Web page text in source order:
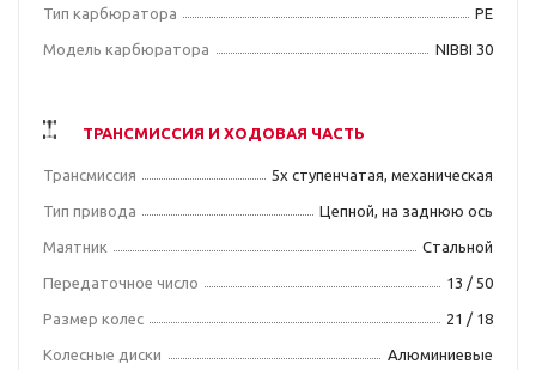
Тип карбюратора PE
Модель карбюратора NIBBI 30
ТРАНСМИССИЯ И ХОДОВАЯ ЧАСТЬ
Трансмиссия 5х ступенчатая, механическая
Тип привода Цепной, на заднюю ось
Маятник Стальной
Передаточное число 13 / 50
Размер колес 21 / 18
Колесные диски Алюминиевые